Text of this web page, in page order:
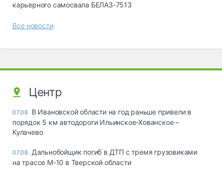
карьерного самосвала БЕЛАЗ-7513
Все новости
Центр
07.08 В Ивановской области на год раньше привели в
порядок 5 км автодороги Ильинское-Хованское –
Кулачево
07.08 Дальнобойщик погиб в ДТП с тремя грузовиками
на трассе М-10 в Тверской области